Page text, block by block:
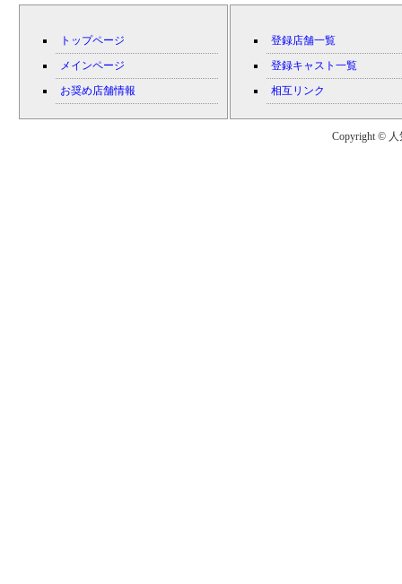
トップページ
メインページ
お奨め店舗情報
登録店舗一覧
登録キャスト一覧
相互リンク
Copyright © 人